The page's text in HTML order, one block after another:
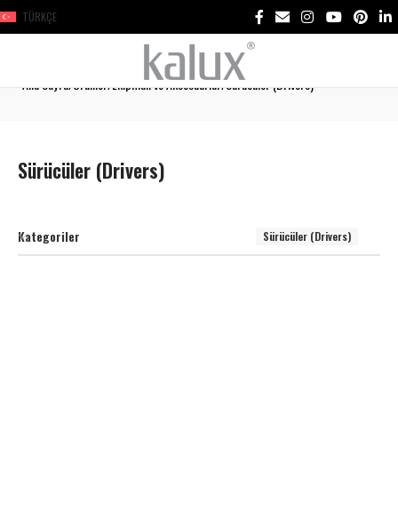
TÜRKÇE
Ana Sayfa Ürünler Ekipman ve Aksesuarlar Sürücüler (Drivers)
Sürücüler (Drivers)
Kategoriler Sürücüler (Drivers)